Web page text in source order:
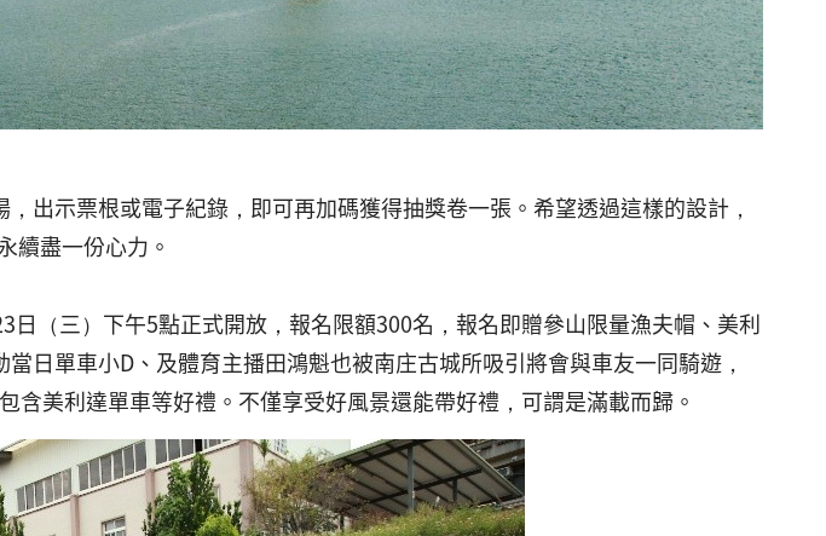
出示票根或電子紀錄，即可再加碼獲得抽獎卷一張。希望透過這樣的設計，
續盡一份心力。
日（三）下午5點正式開放，報名限額300名，報名即贈參山限量漁夫帽、美利
日單車小D、及體育主播田鴻魁也被南庄古城所吸引將會與車友一同騎遊，
含美利達單車等好禮。不僅享受好風景還能帶好禮，可謂是滿載而歸。